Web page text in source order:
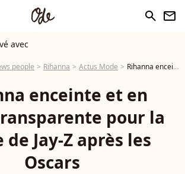
search newsletter
avec
people Rihanna Actus Mode Rihanna enceinte et en tenue transparente pour la soirée de Jay-Z après les Oscars
enceinte et en
pour la
de Jay-Z après les
Oscars